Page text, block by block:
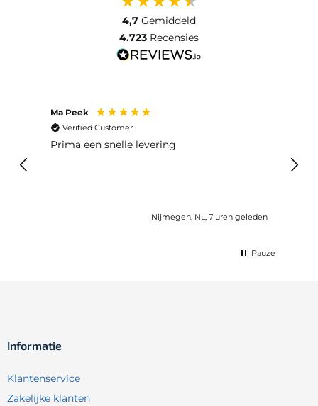
4,7 Gemiddeld
4.723 Recensies
Ma Peek
Verified Customer
Prima een snelle levering
Nijmegen, NL, 7 uren geleden
Pauze
Informatie
Klantenservice
Zakelijke klanten